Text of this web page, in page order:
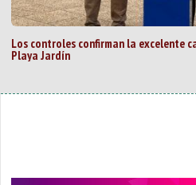
Los controles confirman la excelente
Playa Jardín